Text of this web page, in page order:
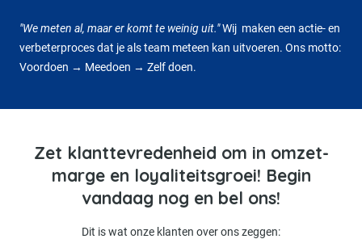
"We meten al, maar er komt te weinig uit."Wij maken een actie- en
verbeterproces dat je als team meteen kan uitvoeren. Ons motto:
Voordoen → Meedoen → Zelf doen.
Zet klanttevredenheid om in omzet-
marge en loyaliteitsgroei! Begin
vandaag nog en bel ons!
Dit is wat onze klanten over ons zeggen: